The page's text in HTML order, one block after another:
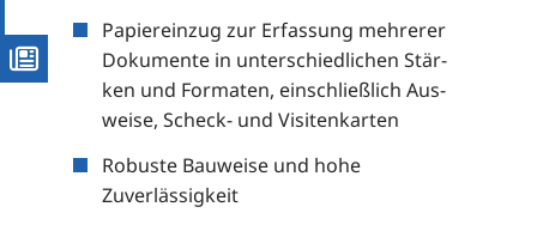
Papier­ein­zug zur Erfas­sung meh­re­rer
Doku­men­te in unter­schied­li­chen Stär­
ken und For­ma­ten, ein­schließ­lich Aus­
wei­se, Scheck- und Visitenkarten
Robus­te Bau­wei­se und hohe
Zuverlässigkeit